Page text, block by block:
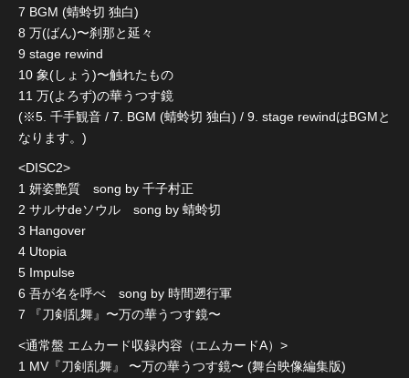
7 BGM (蜻蛉切 独白)
8 万(ばん)〜刹那と延々
9 stage rewind
10 象(しょう)〜触れたもの
11 万(よろず)の華うつす鏡
(※5. 千手観音 / 7. BGM (蜻蛉切 独白) / 9. stage rewindはBGMと
なります。)
<DISC2>
1 妍姿艶質 song by 千子村正
2 サルサdeソウル song by 蜻蛉切
3 Hangover
4 Utopia
5 Impulse
6 吾が名を呼べ song by 時間遡行軍
7 『刀剣乱舞』〜万の華うつす鏡〜
<通常盤 エムカード収録内容（エムカードA）>
1 MV『刀剣乱舞』 〜万の華うつす鏡〜 (舞台映像編集版)